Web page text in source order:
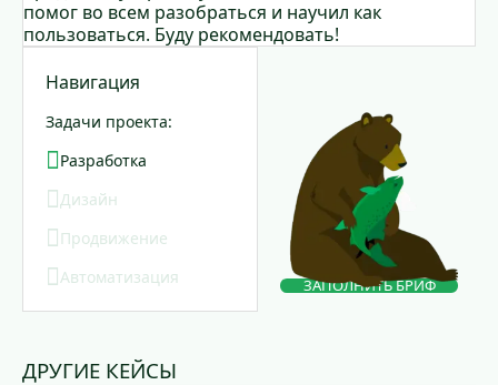
Навигация
Задачи проекта:
Разработка
Дизайн
Продвижение
Автоматизация
ЗАПОЛНИТЬ БРИФ
помог во всем разобраться и научил как
пользоваться. Буду рекомендовать!
ДРУГИЕ КЕЙСЫ